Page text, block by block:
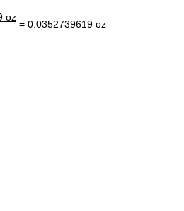
oz
= 0.0352739619 oz